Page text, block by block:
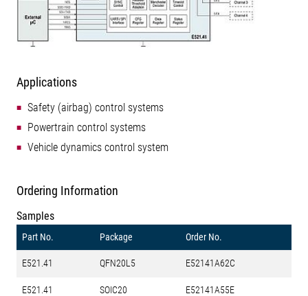
Applications
Safety (airbag) control systems
Powertrain control systems
Vehicle dynamics control system
Ordering Information
Samples
Part No. Package Order No.
E521.41 QFN20L5 E52141A62C
E521.41 SOIC20 E52141A55E